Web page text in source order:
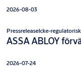
2026-08-03
PressreleaseIcke-
ASSA ABLOY
2026-07-24